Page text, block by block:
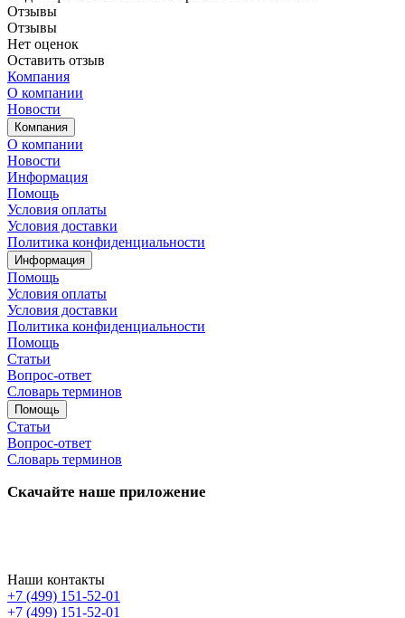
Отзывы
Отзывы
Нет оценок
Оставить отзыв
Компания
О компании
Новости
Компания
О компании
Новости
Информация
Помощь
Условия оплаты
Условия доставки
Политика конфиденциальности
Информация
Помощь
Условия оплаты
Условия доставки
Политика конфиденциальности
Помощь
Статьи
Вопрос-ответ
Словарь терминов
Помощь
Статьи
Вопрос-ответ
Словарь терминов
Скачайте наше приложение
Наши контакты
+7 (499) 151-52-01
+7 (499) 151-52-01